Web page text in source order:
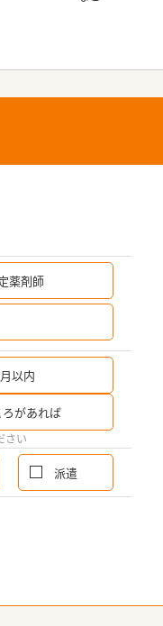
薬剤師
以内
があれば
さい
派遣